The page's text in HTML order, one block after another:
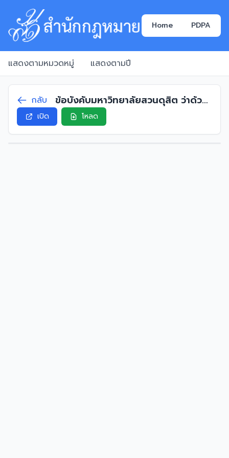
Home PDPA
แสดงตามหมวดหมู่ แสดงตามปี
กลับ
ข้อบังคับมหาวิทยาลัยสวนดุสิต ว่าด้วย
กรรมการสภามหาวิทยาลัยจาก
คณาจารย์ประจำ พ.ศ. 2563
เปิด โหลด